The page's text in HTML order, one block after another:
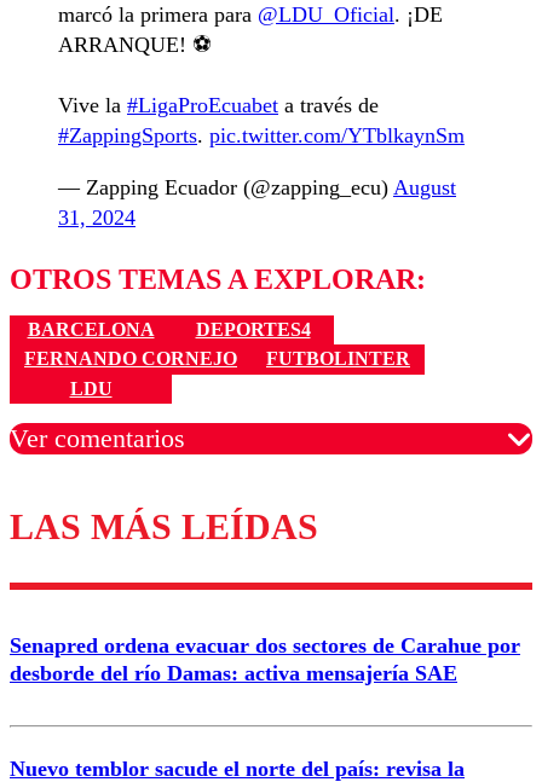
marcó la primera para @LDU_Oficial. ¡DE
ARRANQUE! ⚽️
Vive la #LigaProEcuabet a través de
#ZappingSports. pic.twitter.com/YTblkaynSm
— Zapping Ecuador (@zapping_ecu) August
31, 2024
OTROS TEMAS A EXPLORAR:
BARCELONA
DEPORTES4
FERNANDO CORNEJO
FUTBOLINTER
LDU
Ver comentarios
Los comentarios son moderados para garantizar un
diálogo respetuoso.
Correo
LAS MÁS LEÍDAS
Senapred ordena evacuar dos sectores de Carahue por
desborde del río Damas: activa mensajería SAE
Nuevo temblor sacude el norte del país: revisa la